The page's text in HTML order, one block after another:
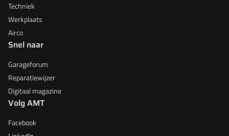
Techniek
Werkplaats
Airco
Snel naar
Garageforum
Reparatiewijzer
Digitaal magazine
Volg AMT
Facebook